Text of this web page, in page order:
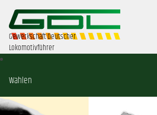
Gewerkschaft Deutscher
Lokomotivführer
Wahlen